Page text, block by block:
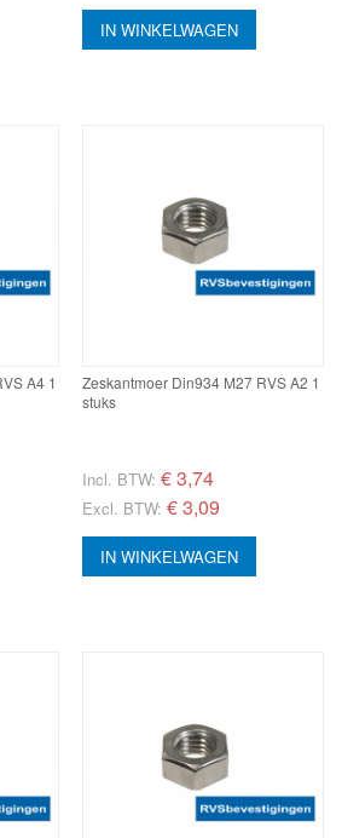
IN WINKELWAGEN
A4 1
Zeskantmoer Din934 M27 RVS A2 1
stuks
Incl. BTW: €3,74
Excl. BTW: € 3,09
IN WINKELWAGEN